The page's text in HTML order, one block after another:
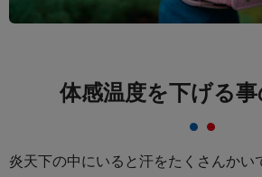
体感温度を下げる
炎天下の中にいると汗をたくさんかい